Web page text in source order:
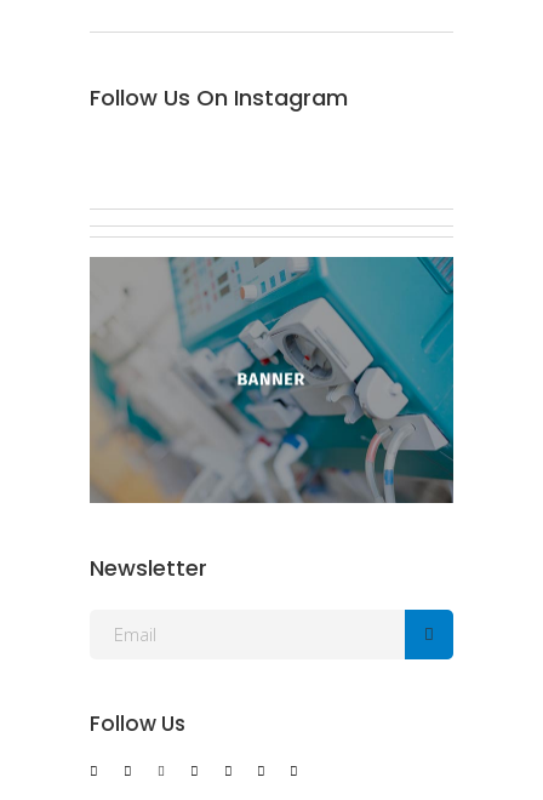
Follow Us On Instagram
Newsletter
Follow Us